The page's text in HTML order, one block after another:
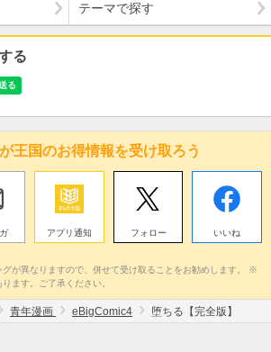
テーマで探す
る
王国のお得情報を受け取ろう
アプリ通知 フォロー いいね
が異なりますので、併せて受け取ることをお勧めします。 ※
ます。ご了承ください。
青年漫画 eBigComic4 堕ちる【完全版】